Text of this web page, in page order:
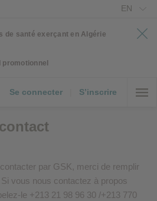
EN
de santé exerçant en Algérie
Se connecter S’inscrire
par GSK, merci de remplir
vous nous contactez à propos
le +213 21 98 96 30 /+213 770